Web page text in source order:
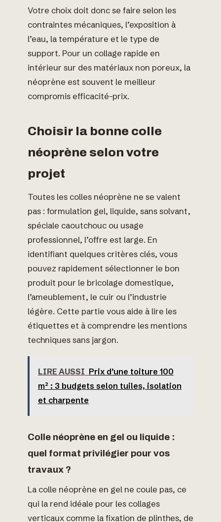
Votre choix doit donc se faire selon les
contraintes mécaniques, l’exposition à
l’eau, la température et le type de
support. Pour un collage rapide en
intérieur sur des matériaux non poreux, la
néoprène est souvent le meilleur
compromis efficacité-prix.
Choisir la bonne colle
néoprène selon votre
projet
Toutes les colles néoprène ne se valent
pas : formulation gel, liquide, sans solvant,
spéciale caoutchouc ou usage
professionnel, l’offre est large. En
identifiant quelques critères clés, vous
pouvez rapidement sélectionner le bon
produit pour le bricolage domestique,
l’ameublement, le cuir ou l’industrie
légère. Cette partie vous aide à lire les
étiquettes et à comprendre les mentions
techniques sans jargon.
LIRE AUSSI Prix d’une toiture 100
m² : 3 budgets selon tuiles, isolation
et charpente
Colle néoprène en gel ou liquide :
quel format privilégier pour vos
travaux ?
La colle néoprène en gel ne coule pas, ce
qui la rend idéale pour les collages
verticaux comme la fixation de plinthes, de